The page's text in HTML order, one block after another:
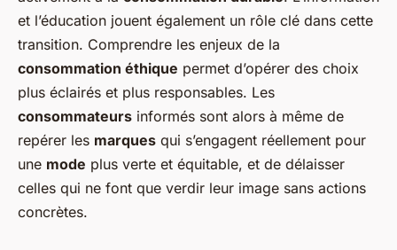
et l’éducation jouent également un rôle clé dans cette
transition. Comprendre les enjeux de la
consommation éthique permet d’opérer des choix
plus éclairés et plus responsables. Les
consommateurs informés sont alors à même de
repérer les marques qui s’engagent réellement pour
une mode plus verte et équitable, et de délaisser
celles qui ne font que verdir leur image sans actions
concrètes.